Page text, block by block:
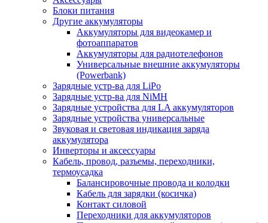
Блоки питания
Другие аккумуляторы
Аккумуляторы для видеокамер и
фотоаппаратов
Аккумуляторы для радиотелефонов
Универсальные внешние аккумуляторы
(Powerbank)
Зарядные устр-ва для LiPo
Зарядные устр-ва для NiMH
Зарядные устройства для LA аккумуляторов
Зарядные устройства универсальные
Звуковая и световая индикация заряда
аккумулятора
Инверторы и аксессуары
Кабель, провод, разъемы, переходники,
термоусадка
Балансировочные провода и колодки
Кабель для зарядки (косичка)
Контакт силовой
Переходники для аккумуляторов